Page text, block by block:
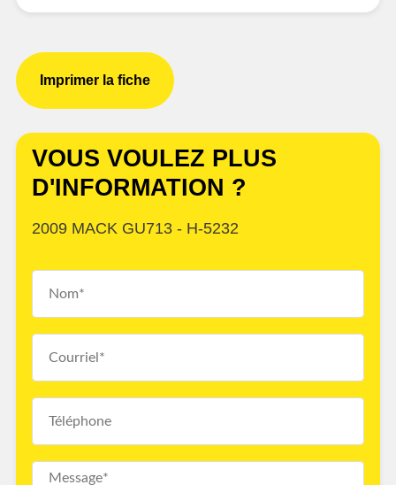
Imprimer la fiche
VOUS VOULEZ PLUS
D'INFORMATION ?
2009 MACK GU713 - H-5232